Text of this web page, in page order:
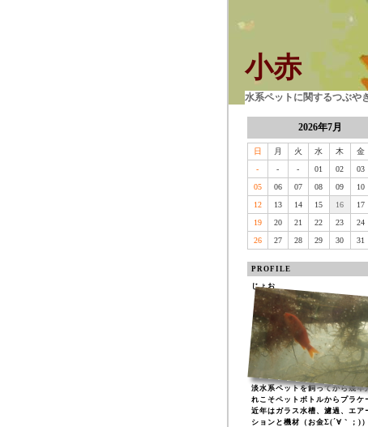
小赤
水系ペットに関するつぶや
2026年7月
日 月 火 水 木 金
-
- - 01 02 03
05
06 07 08 09 10
12
13 14 15 16 17
19
20 21 22 23 24
26
27 28 29 30 31
PROFILE
じょお
淡水系ペットを飼ってから幾年
れこそペットボトルからプラケ
近年はガラス水槽、濾過、エア
ションと機材（お金Σ(´∀｀；)